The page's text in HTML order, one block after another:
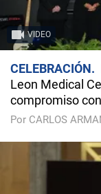
VIDEO
CELEBRACIÓN
Leon Medical
compromiso
Por CARLOS